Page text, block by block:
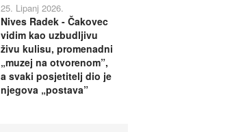
25. Lipanj 2026.
Nives Radek - Čakovec
vidim kao uzbudljivu
živu kulisu, promenadni
„muzej na otvorenom”,
a svaki posjetitelj dio je
njegova „postava”